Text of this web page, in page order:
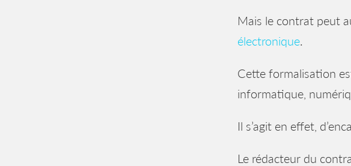
Mais le contrat peut
électronique.
Cette formalisation
informatique,
Il s’agit en effet,
Le rédacteur du